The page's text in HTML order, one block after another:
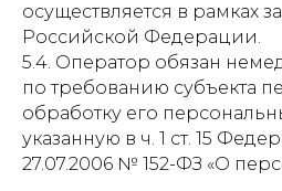
осуществляется в рамках
Российской Федерации.
5.4. Оператор обязан
по требованию субъекта
обработку его
указанную в ч. 1 ст. 15
27.07.2006 № 152-ФЗ «О